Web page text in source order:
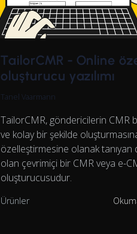
TailorCMR - Online
oluşturucu yazılımı
Tanel Vaarmann
TailorCMR, göndericilerin CMR
ve kolay bir şekilde
özelleştirmesine olanak tanıyan
olan çevrimiçi bir CMR veya e-
oluşturucusudur.
Ürünler